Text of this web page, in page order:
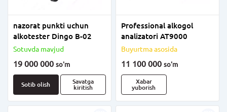
nazorat punkti uchun
alkotester Dingo B-02
Sotuvda mavjud
19 000 000 so'm
Sotib olish
Savatga
kiritish
Professional alkogol
analizatori AT9000
Buyurtma asosida
11 100 000 so'm
Xabar
yuborish